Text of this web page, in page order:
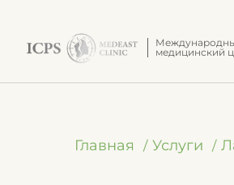
медицинский
Главная Услуги